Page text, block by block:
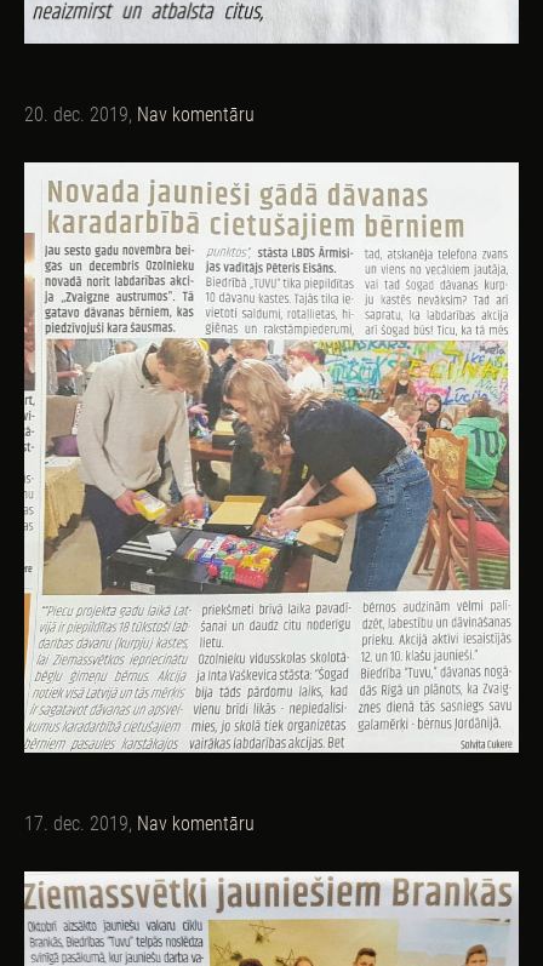
20. dec. 2019, Nav komentāru
17. dec. 2019, Nav komentāru